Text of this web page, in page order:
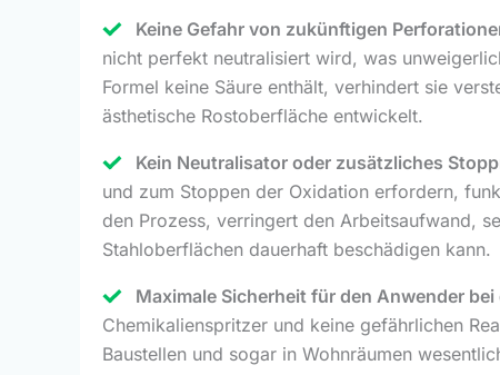
Keine Gefahr von zukünftigen
nicht perfekt neutralisiert wird, was
Formel keine Säure enthält, verhindert sie
ästhetische Rostoberfläche entwickelt.
Kein Neutralisator oder zusätzliches
und zum Stoppen der Oxidation erfordern,
den Prozess, verringert den Arbeitsaufwand,
Stahloberflächen dauerhaft beschädigen kann.
Maximale Sicherheit für den Anwender
Chemikalienspritzer und keine gefährlichen
Baustellen und sogar in Wohnräumen